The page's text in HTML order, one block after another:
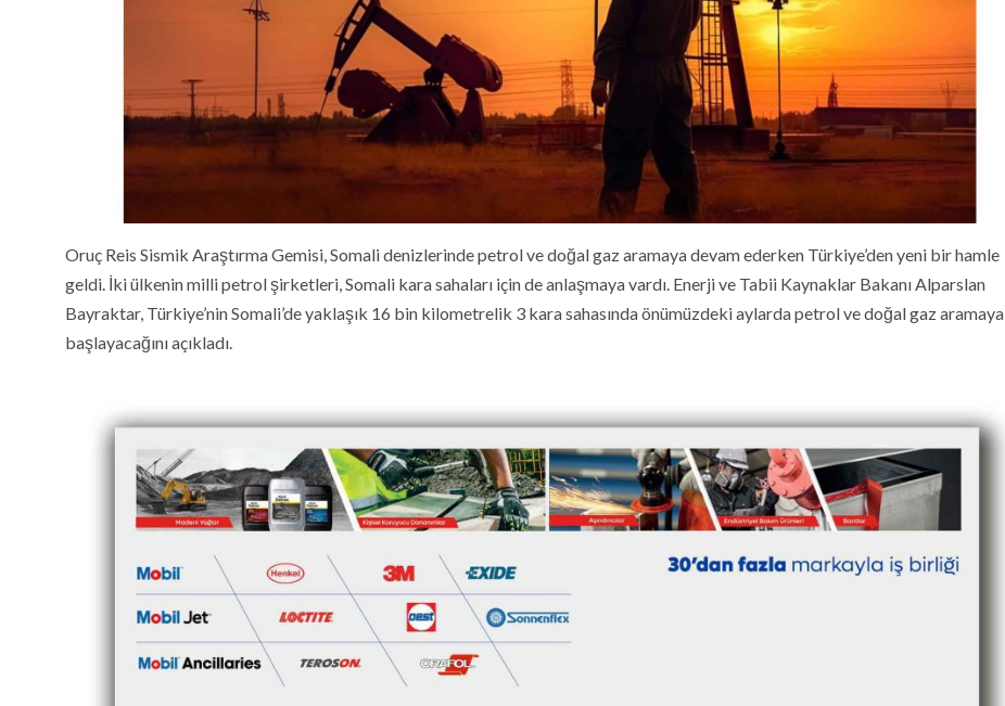
Oruç Reis Sismik Araştırma Gemisi, Somali denizlerinde petrol ve doğal gaz aramaya devam ederken Türkiye’den yeni bir hamle
geldi. İki ülkenin milli petrol şirketleri, Somali kara sahaları için de anlaşmaya vardı. Enerji ve Tabii Kaynaklar Bakanı Alparslan
Bayraktar, Türkiye’nin Somali’de yaklaşık 16 bin kilometrelik 3 kara sahasında önümüzdeki aylarda petrol ve doğal gaz aramaya
başlayacağını açıkladı.